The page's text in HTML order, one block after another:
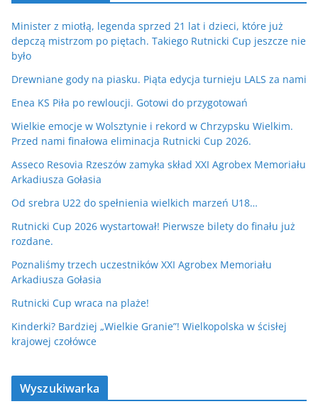
Minister z miotłą, legenda sprzed 21 lat i dzieci, które już
depczą mistrzom po piętach. Takiego Rutnicki Cup jeszcze nie
było
Drewniane gody na piasku. Piąta edycja turnieju LALS za nami
Enea KS Piła po rewloucji. Gotowi do przygotowań
Wielkie emocje w Wolsztynie i rekord w Chrzypsku Wielkim.
Przed nami finałowa eliminacja Rutnicki Cup 2026.
Asseco Resovia Rzeszów zamyka skład XXI Agrobex Memoriału
Arkadiusza Gołasia
Od srebra U22 do spełnienia wielkich marzeń U18…
Rutnicki Cup 2026 wystartował! Pierwsze bilety do finału już
rozdane.
Poznaliśmy trzech uczestników XXI Agrobex Memoriału
Arkadiusza Gołasia
Rutnicki Cup wraca na plaże!
Kinderki? Bardziej „Wielkie Granie”! Wielkopolska w ścisłej
krajowej czołówce
Wyszukiwarka